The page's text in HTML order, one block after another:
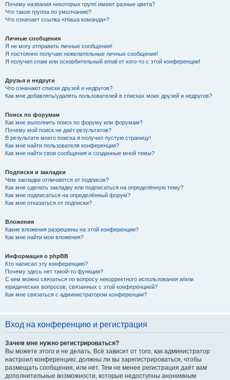
Почему названия некоторых групп имеют разные цвета?
Что такое группа по умолчанию?
Что означает ссылка «Наша команда»?
Личные сообщения
Я не могу отправить личные сообщения!
Я постоянно получаю нежелательные личные сообщения!
Я получил спам или оскорбительный email от кого-то с этой конференции!
Друзья и недруги
Что означают списки друзей и недругов?
Как мне добавлять/удалять пользователей в списках моих друзей и недругов?
Поиск по форумам
Как мне выполнить поиск по форуму или форумам?
Почему мой поиск не даёт результатов?
В результате моего поиска я получил пустую страницу!
Как мне найти пользователя конференции?
Как мне найти свои сообщения и созданные мной темы?
Подписки и закладки
Чем закладки отличаются от подписок?
Как мне сделать закладку или подписаться на определённую тему?
Как мне подписаться на определённый форум?
Как мне отказаться от подписки?
Вложения
Какие вложения разрешены на этой конференции?
Как мне найти мои вложения?
Информация о phpBB
Кто написал эту конференцию?
Почему здесь нет такой-то функции?
С кем можно связаться по вопросу некорректного использования и/или
юридических вопросов, связанных с этой конференцией?
Как мне связаться с администратором конференции?
Вход на конференцию и регистрация
Зачем мне нужно регистрироваться?
Вы можете этого и не делать. Всё зависит от того, как администратор
настроил конференцию: должны ли вы зарегистрироваться, чтобы
размещать сообщения, или нет. Тем не менее регистрация даёт вам
дополнительные возможности, которые недоступны анонимным